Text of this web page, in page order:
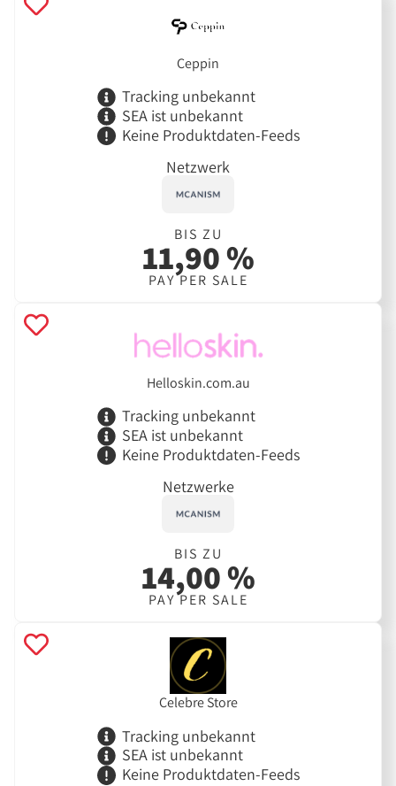
Ceppin
Tracking unbekannt
SEA ist unbekannt
Keine Produktdaten-Feeds
Netzwerk
BIS ZU
11,90 %
PAY PER SALE
Helloskin.com.au
Tracking unbekannt
SEA ist unbekannt
Keine Produktdaten-Feeds
Netzwerke
BIS ZU
14,00 %
PAY PER SALE
Celebre Store
Tracking unbekannt
SEA ist unbekannt
Keine Produktdaten-Feeds